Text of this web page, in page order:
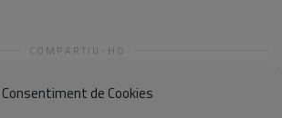
Consentiment de Cookies
COMPARTIU-HO